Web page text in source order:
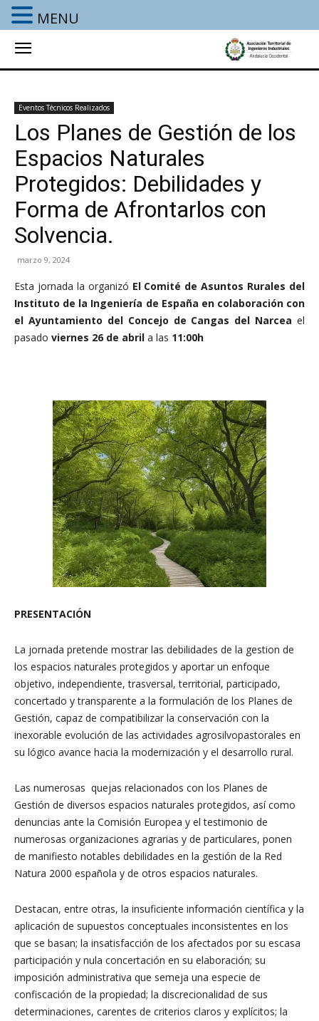
Eventos Técnicos Realizados
Los Planes de Gestión de los
Espacios Naturales
Protegidos: Debilidades y
Forma de Afrontarlos con
Solvencia.
marzo 9, 2024
Esta jornada la organizó El Comité de Asuntos Rurales del
Instituto de la Ingeniería de España en colaboración con
el Ayuntamiento del Concejo de Cangas del Narcea el
pasado viernes 26 de abril a las 11:00h
PRESENTACIÓN
La jornada pretende mostrar las debilidades de la gestion de
los espacios naturales protegidos y aportar un enfoque
objetivo, independiente, trasversal, territorial, participado,
concertado y transparente a la formulación de los Planes de
Gestión, capaz de compatibilizar la conservación con la
inexorable evolución de las actividades agrosilvopastorales en
su lógico avance hacia la modernización y el desarrollo rural.
Las numerosas quejas relacionados con los Planes de
Gestión de diversos espacios naturales protegidos, así como
denuncias ante la Comisión Europea y el testimonio de
numerosas organizaciones agrarias y de particulares, ponen
de manifiesto notables debilidades en la gestión de la Red
Natura 2000 española y de otros espacios naturales.
Destacan, entre otras, la insuficiente información científica y la
aplicación de supuestos conceptuales inconsistentes en los
que se basan; la insatisfacción de los afectados por su escasa
participación y nula concertación en su elaboración; su
imposición administrativa que semeja una especie de
confiscación de la propiedad; la discrecionalidad de sus
determinaciones, carentes de criterios claros y explícitos; la
MENU